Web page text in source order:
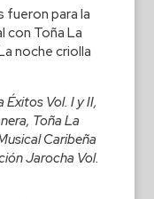
fueron para la
con Toña La
noche criolla
Éxitos Vol. I y II,
Toña La
Caribeña
Jarocha Vol.